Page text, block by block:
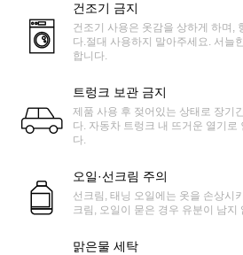
건조기 금지
건조기 사용은 옷감을 상하게 하며,
다.절대 사용하지 말아주세요. 서늘
합니다.
트렁크 보관 금지
제품 사용 후 젖어있는 상태로 장기
다. 자동차 트렁크 내 뜨거운 열기로
다.
오일·선크림 주의
선크림, 태닝 오일에는 옷을 손상시
크림, 오일이 묻은 경우 유분이 남지
맑은물 세탁